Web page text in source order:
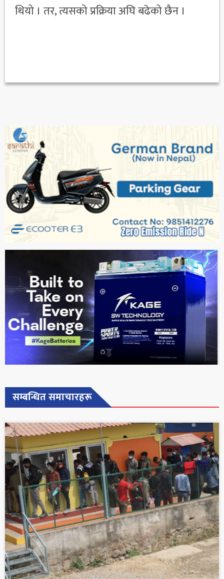
थियो । तर, त्यसको प्रक्रिया अघि बढेको छैन ।
सम्बन्धित समाचारहरू